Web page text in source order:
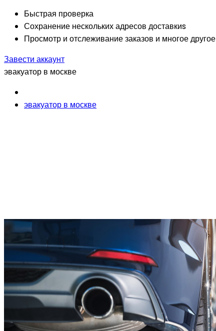
Быстрая проверка
Сохранение нескольких адресов доставкиs
Просмотр и отслеживание заказов и многое другое
Завести аккаунт
эвакуатор в москве
эвакуатор в москве